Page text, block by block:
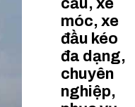
cẩu, xe
móc, xe
đầu kéo
đa dạng,
chuyên
nghiệp,